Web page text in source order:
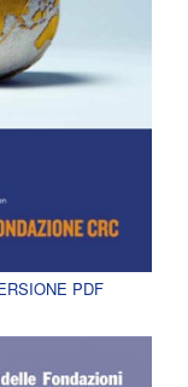
PDF